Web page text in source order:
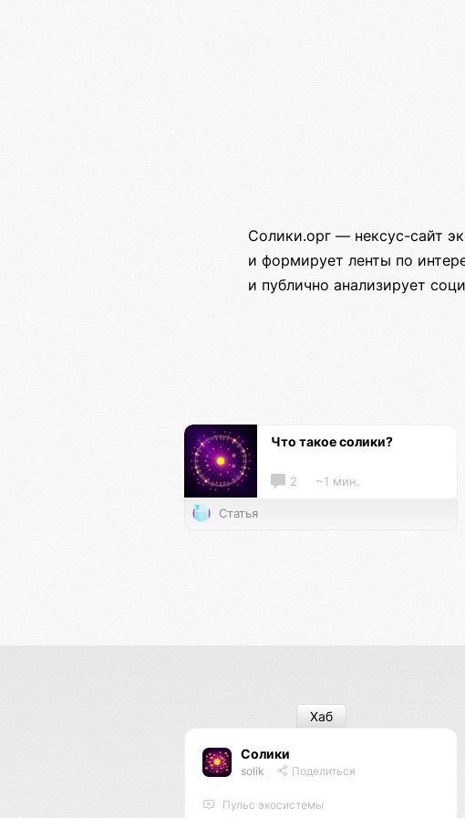
Солики.орг — нексус-сайт
и формирует ленты по
и публично анализирует
Что такое солики?
2 ~1 мин.
Статья
Солики
solik Поделиться
Пульс экосистемы
Хаб